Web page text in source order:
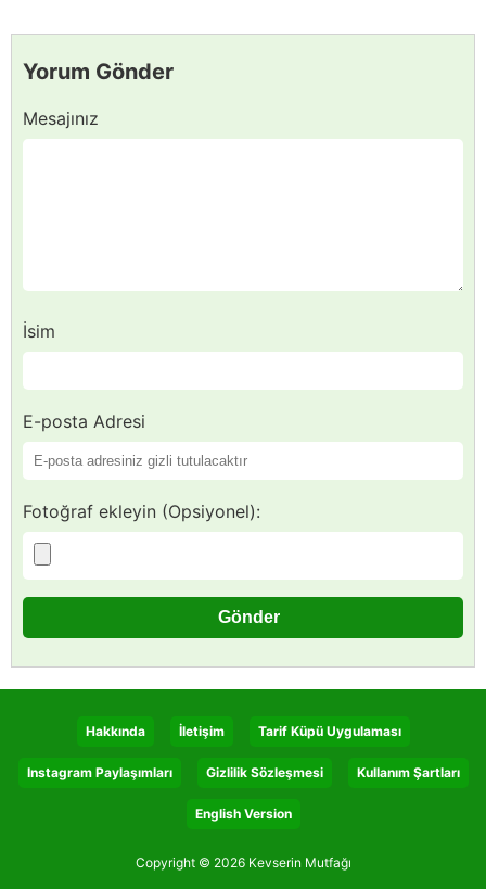
Yorum Gönder
Mesajınız
İsim
E-posta Adresi
Fotoğraf ekleyin (Opsiyonel):
Hakkında İletişim Tarif Küpü Uygulaması
Instagram Paylaşımları Gizlilik Sözleşmesi Kullanım Şartları
English Version
Copyright © 2026 Kevserin Mutfağı